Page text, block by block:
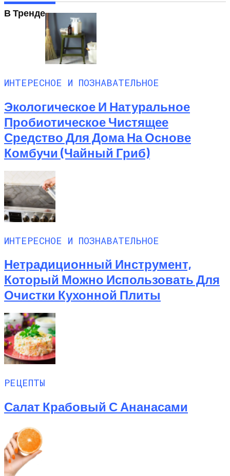
В Тренде
ИНТЕРЕСНОЕ И ПОЗНАВАТЕЛЬНОЕ
Экологическое И Натуральное
Пробиотическое Чистящее
Средство Для Дома На Основе
Комбучи (чайный Гриб)
ИНТЕРЕСНОЕ И ПОЗНАВАТЕЛЬНОЕ
Нетрадиционный Инструмент,
Который Можно Использовать Для
Очистки Кухонной Плиты
РЕЦЕПТЫ
Салат Крабовый С Ананасами